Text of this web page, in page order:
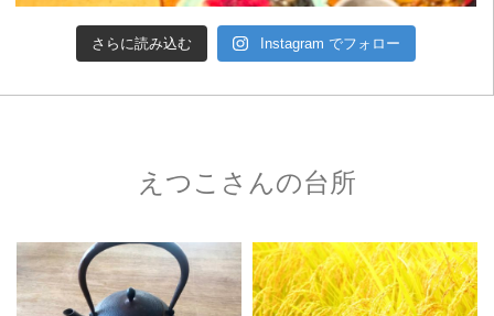
さらに読み込む Instagram でフォロー
えつこさんの台所